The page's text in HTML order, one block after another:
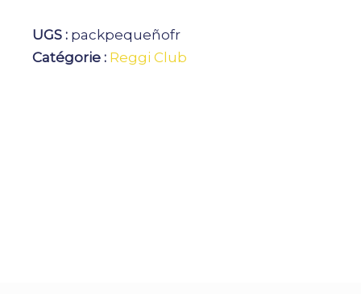
UGS : packpequeñofr
Catégorie : Reggi Club